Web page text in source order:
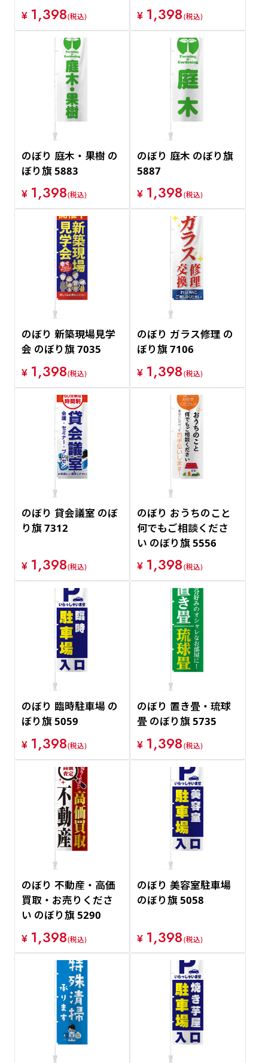
¥ 1,398(税込) ¥ 1,398(税込)
のぼり 庭木・果樹 の
ぼり旗 5883
¥ 1,398(税込)
のぼり 庭木 のぼり旗
5887
¥ 1,398(税込)
のぼり 新築現場見学
会 のぼり旗 7035
¥ 1,398(税込)
のぼり ガラス修理 の
ぼり旗 7106
¥ 1,398(税込)
のぼり 貸会議室 のぼ
り旗 7312
¥ 1,398(税込)
のぼり おうちのこと
何でもご相談くださ
い のぼり旗 5556
¥ 1,398(税込)
のぼり 臨時駐車場 の
ぼり旗 5059
¥ 1,398(税込)
のぼり 置き畳・琉球
畳 のぼり旗 5735
¥ 1,398(税込)
のぼり 不動産・高価
買取・お売りくださ
い のぼり旗 5290
¥ 1,398(税込)
のぼり 美容室駐車場
のぼり旗 5058
¥ 1,398(税込)